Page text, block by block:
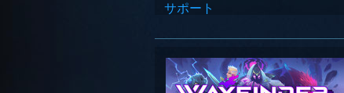
サポート